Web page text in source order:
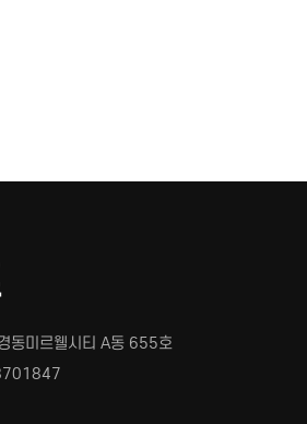
동미르웰시티 A동 655호